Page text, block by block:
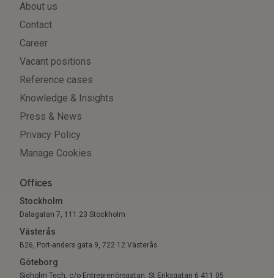
About us
Contact
Career
Vacant positions
Reference cases
Knowledge & Insights
Press & News
Privacy Policy
Manage Cookies
Offices
Stockholm
Dalagatan 7, 111 23 Stockholm
Västerås
B26, Port-anders gata 9, 722 12 Västerås
Göteborg
Sigholm Tech, c/o Entreprenörsgatan, St Eriksgatan 6 411 05